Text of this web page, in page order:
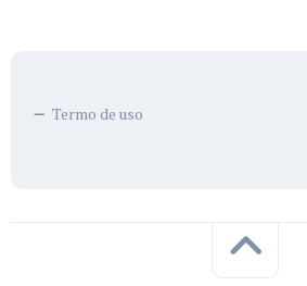
Termo de uso